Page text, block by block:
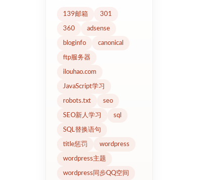
139邮箱 301
360 adsense
bloginfo canonical
ftp服务器
ilouhao.com
JavaScript学习
robots.txt seo
SEO新人学习 sql
SQL替换语句
title惩罚 wordpress
wordpress主题
wordpress同步QQ空间